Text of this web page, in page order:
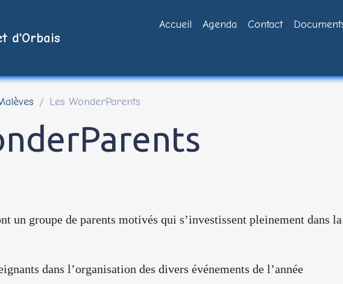
d'Orbais
Accueil Agenda Contact
Les WonderParents
​un groupe de​ ​parents​ ​motivés qui ​s’investissent pleinement​ ​dans​
dans l’organisation des divers événements ​de l’année